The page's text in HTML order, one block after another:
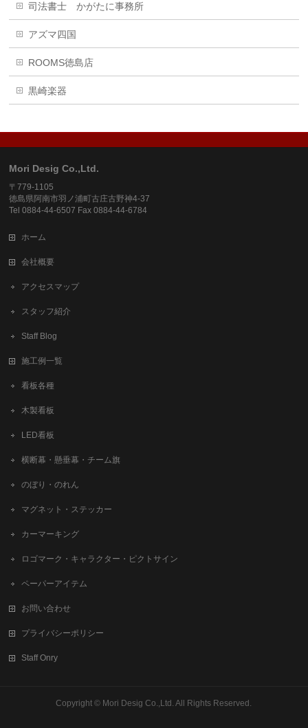
司法書士 かがたに事務所
アズマ四国
ROOMS徳島店
黒崎楽器
Mori Desig Co.,Ltd.
〒779-1105
徳島県阿南市羽ノ浦町古庄古野神4-37
Tel 0884-44-6507 Fax 0884-44-6784
ホーム
会社概要
アクセスマップ
スタッフ紹介
Staff Blog
施工例一覧
看板各種
木製看板
LED看板
横断幕・懸垂幕・チーム旗
のぼり・のれん
マグネット・ステッカー
カーマーキング
ロゴマーク・キャラクター・ピクトサイン
ペーパーアイテム
お問い合わせ
プライバシーポリシー
Staff Onry
Copyright © Mori Desig Co.,Ltd. All Rights Reserved.